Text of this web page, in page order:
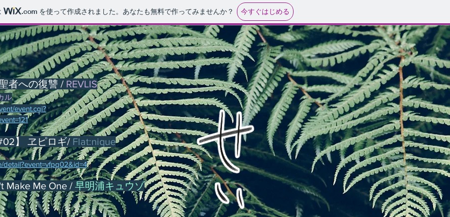
.com を使って作成されました。あなたも無料で作ってみませんか？ 今すぐはじめる
者への復讐 / REVLIS
ル
event.cgi?
】 ヱピロギ/ Flat:nique
detail?event=vfpq02&id=4
Make Me One / 早明浦キュウゾ